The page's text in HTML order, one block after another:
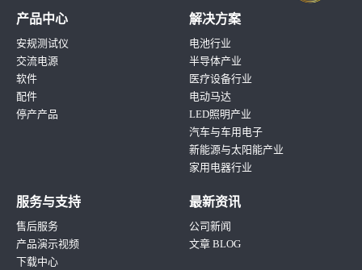
产品中心
安规测试仪
交流电源
软件
配件
停产产品
解决方案
电池行业
半导体产业
医疗设备行业
电动马达
LED照明产业
汽车与车用电子
新能源与太阳能产业
家用电器行业
服务与支持
售后服务
产品演示视频
下载中心
最新资讯
公司新闻
文章 BLOG